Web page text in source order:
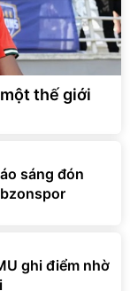
thế giới
sáng đón
ghi điểm nhờ